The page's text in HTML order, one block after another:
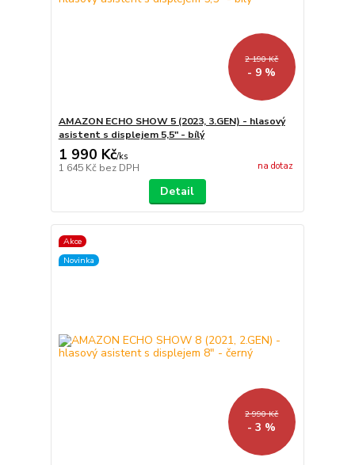
2 190 Kč
- 9 %
AMAZON ECHO SHOW 5 (2023, 3.GEN) - hlasový
asistent s displejem 5,5" - bílý
1 990 Kč/ks
1 645 Kč bez DPH na dotaz
Detail
Akce
Novinka
2 990 Kč
- 3 %